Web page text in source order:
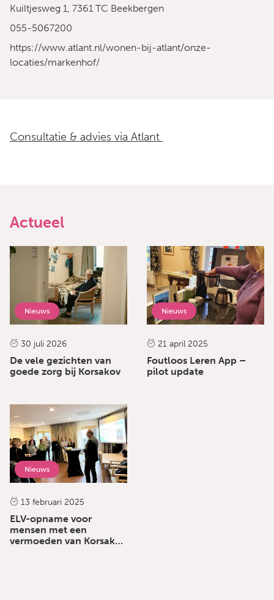
Kuiltjesweg 1, 7361 TC Beekbergen
055-5067200
https://www.atlant.nl/wonen-bij-atlant/onze-
locaties/markenhof/
Consultatie & advies via Atlant
Actueel
Nieuws
30 juli 2026
De vele gezichten van
goede zorg bij Korsakov
Nieuws
21 april 2025
Foutloos Leren App –
pilot update
Nieuws
13 februari 2025
ELV-opname voor
mensen met een
vermoeden van Korsakov